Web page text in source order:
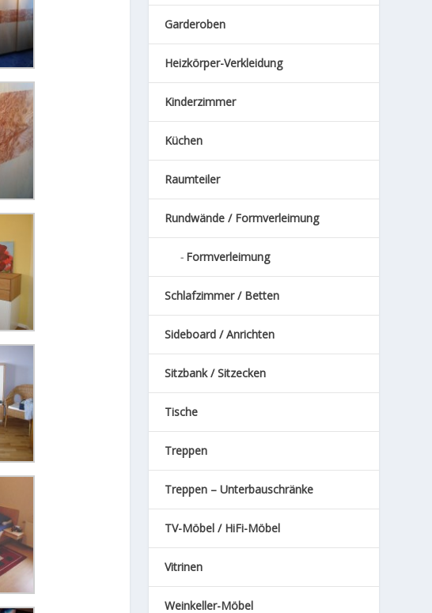
Garderoben
Heizkörper-Verkleidung
Kinderzimmer
Küchen
Raumteiler
Rundwände / Formverleimung
Formverleimung
Schlafzimmer / Betten
Sideboard / Anrichten
Sitzbank / Sitzecken
Tische
Treppen
Treppen – Unterbauschränke
TV-Möbel / HiFi-Möbel
Vitrinen
Weinkeller-Möbel